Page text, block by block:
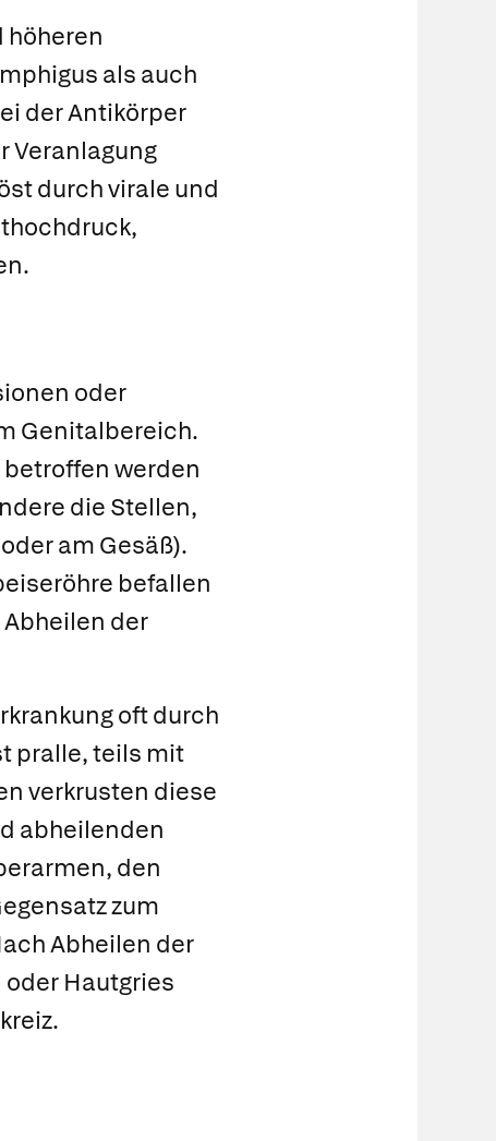
höheren
als auch
der Antikörper
Veranlagung
durch virale und
oder
Genitalbereich.
werden
die Stellen,
am Gesäß).
befallen
der
oft durch
pralle, teils mit
verkrusten diese
abheilenden
den
zum
Abheilen der
Hautgries